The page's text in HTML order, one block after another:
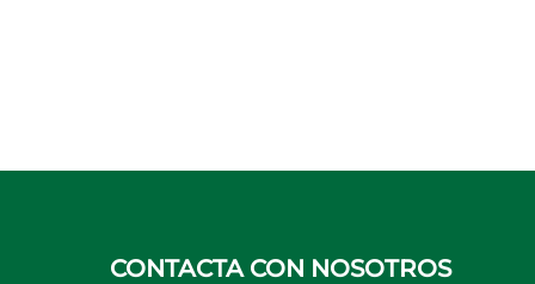
CONTACTA CON NOSOTROS